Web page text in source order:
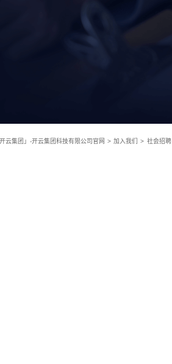
开云集团」-开云集团科技有限公司官网 > 加入我们 > 社会招聘